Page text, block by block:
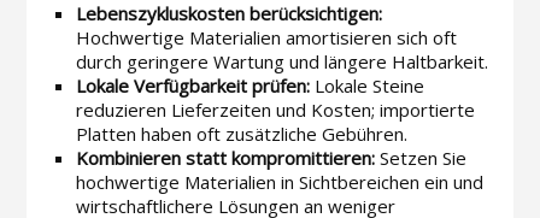
Lebenszykluskosten berücksichtigen:
Hochwertige Materialien amortisieren sich oft
durch geringere Wartung und längere Haltbarkeit.
Lokale Verfügbarkeit prüfen:Lokale Steine
reduzieren Lieferzeiten und Kosten; importierte
Platten haben oft zusätzliche Gebühren.
Kombinieren statt kompromittieren:Setzen Sie
hochwertige Materialien in Sichtbereichen ein und
wirtschaftlichere Lösungen an weniger